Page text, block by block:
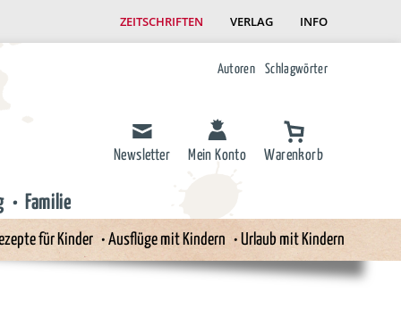
ZEITSCHRIFTEN VERLAG INFO
Autoren Schlagwörter
Newsletter Mein Konto Warenkorb
Familie
für Kinder Ausflüge mit Kindern Urlaub mit Kindern